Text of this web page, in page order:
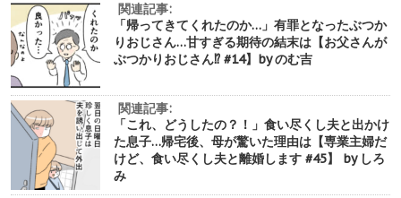
関連記事:
「帰ってきてくれたのか…」有罪となったぶつか
りおじさん…甘すぎる期待の結末は【お父さんが
ぶつかりおじさん⁉︎ #14】by のむ吉
関連記事:
「これ、どうしたの？！」食い尽くし夫と出かけ
た息子…帰宅後、母が驚いた理由は【専業主婦だ
けど、食い尽くし夫と離婚します #45】 by しろ
み